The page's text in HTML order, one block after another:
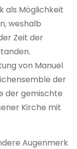
als Möglichkeit
weshalb
Zeit der
von Manuel
der
der gemischte
Kirche mit
Augenmerk